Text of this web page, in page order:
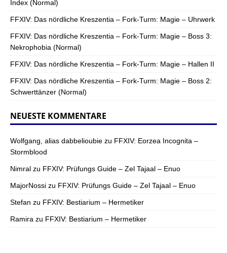
Index (Normal)
FFXIV: Das nördliche Kreszentia – Fork-Turm: Magie – Uhrwerk
FFXIV: Das nördliche Kreszentia – Fork-Turm: Magie – Boss 3:
Nekrophobia (Normal)
FFXIV: Das nördliche Kreszentia – Fork-Turm: Magie – Hallen II
FFXIV: Das nördliche Kreszentia – Fork-Turm: Magie – Boss 2:
Schwerttänzer (Normal)
NEUESTE KOMMENTARE
Wolfgang, alias dabbelioubie zu FFXIV: Eorzea Incognita –
Stormblood
Nimral zu FFXIV: Prüfungs Guide – Zel Tajaal – Enuo
MajorNossi zu FFXIV: Prüfungs Guide – Zel Tajaal – Enuo
Stefan zu FFXIV: Bestiarium – Hermetiker
Ramira zu FFXIV: Bestiarium – Hermetiker